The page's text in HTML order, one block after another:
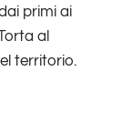
primi ai
al
territorio.